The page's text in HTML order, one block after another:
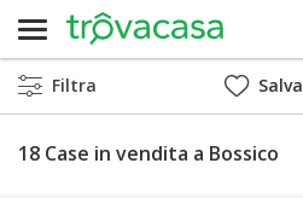
Filtra Salva
18 Case in vendita a Bossico